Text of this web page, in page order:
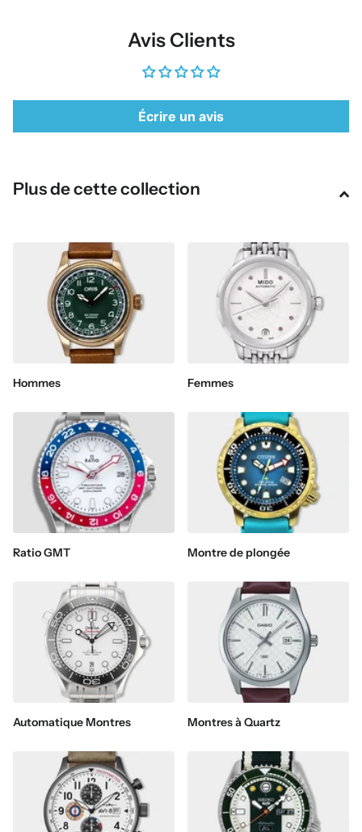
Avis Clients
Écrire un avis
Plus de cette collection
Hommes Femmes
Ratio GMT Montre de plongée
Automatique Montres Montres à Quartz